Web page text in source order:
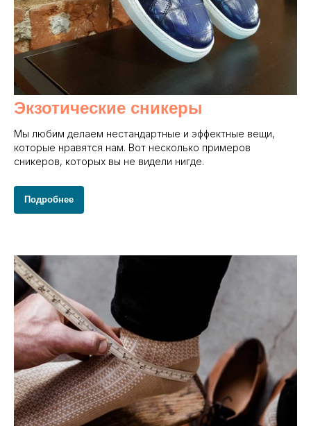
Экзотические сникеры
Мы любим делаем нестандартные и эффектные вещи,
которые нравятся нам. Вот несколько примеров
сникеров, которых вы не видели нигде.
Подробнее